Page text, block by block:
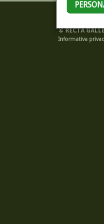
©RECTA
Informativa